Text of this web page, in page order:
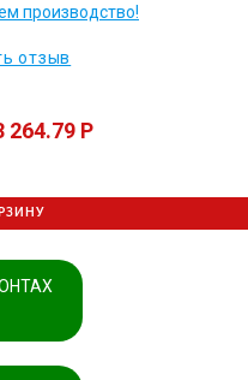
производство!
отзыв
264.79 P